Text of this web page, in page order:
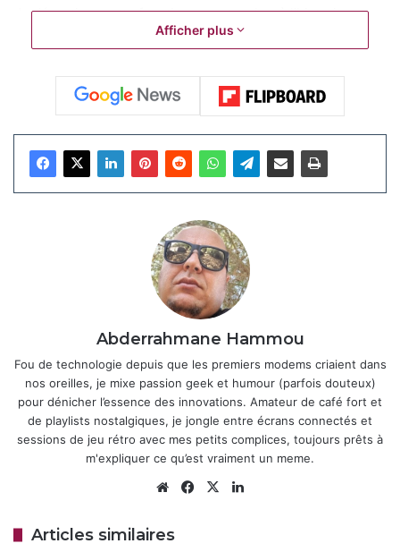
de désactiver cette fonction sans toucher à l’historique
complet. Maintenant, c’est possible en quelques clics.
Voici donc les étapes à suivre pour que ces suggestions
disparaissent :
Articles similaires
il y a 4 semaines
iOS 26.4.1 : Apple active
automatiquement la protection contre
le vol d’iPhone
28 avril 2026
Ouvrez l’applicationRéglagessur votre iPhone.
Allez dans la sectionApps.
Trouvez et sélectionnez
Safari
Dans la partie Rechercher, désactivez
Afficher les recherches récentes
Et voilà ! Désormais, quand vous taperez dans la barre de
Afficher plus
Abderrahmane Hammou
Fou de technologie depuis que les premiers modems criaient dans
nos oreilles, je mixe passion geek et humour (parfois douteux)
pour dénicher l’essence des innovations. Amateur de café fort et
de playlists nostalgiques, je jongle entre écrans connectés et
sessions de jeu rétro avec mes petits complices, toujours prêts à
m'expliquer ce qu’est vraiment un meme.
WebsiteFacebook
X
Articles similaires